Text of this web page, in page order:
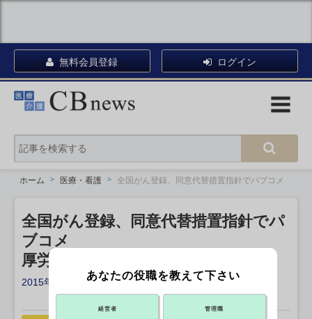
無料会員登録 ログイン
ホーム 医療・看護 全国がん登録、同意代替措置指針でパブコメ
全国がん登録、同意代替措置指針でパ
ブコメ
厚労省が来月26日まで
2015年10月28日 17:00
リンクをコピー X ポスト
あなたの役職を教えて下さい
経営者 管理職